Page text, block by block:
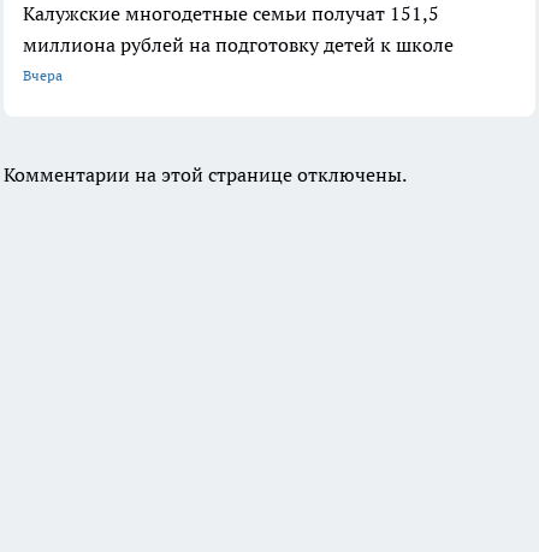
Калужские многодетные семьи получат 151,5
миллиона рублей на подготовку детей к школе
Вчера
Комментарии на этой странице отключены.